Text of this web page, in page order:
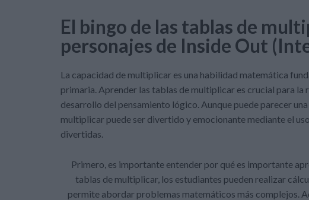
El bingo de las tablas de
personajes de Inside Out
La capacidad de multiplicar es una habilidad matemática
primaria. Aprender las tablas de multiplicar es crucial para
desarrollo del pensamiento lógico. Aunque puede parecer
multiplicar puede ser divertido y emocionante mediante el
divertidas.
Primero, es importante entender por qué es importante
tablas de multiplicar, los estudiantes pueden realizar
permite abordar problemas matemáticos más complejos.